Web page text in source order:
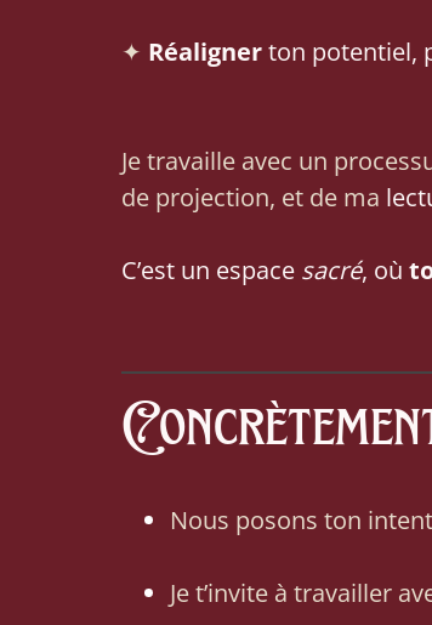
✦ Réalignerton potentiel,
Je travaille avec un
de projection, et de ma
C’est un espace sacré, où
Nous posons ton
Je t’invite à travailler